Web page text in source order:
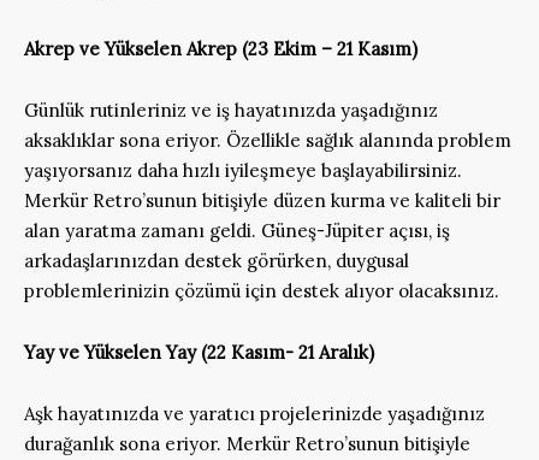
Akrep ve Yükselen Akrep (23 Ekim – 21 Kasım)
Günlük rutinleriniz ve iş hayatınızda yaşadığınız
aksaklıklar sona eriyor. Özellikle sağlık alanında problem
yaşıyorsanız daha hızlı iyileşmeye başlayabilirsiniz.
Merkür Retro’sunun bitişiyle düzen kurma ve kaliteli bir
alan yaratma zamanı geldi. Güneş-Jüpiter açısı, iş
arkadaşlarınızdan destek görürken, duygusal
problemlerinizin çözümü için destek alıyor olacaksınız.
Yay ve Yükselen Yay (22 Kasım- 21 Aralık)
Aşk hayatınızda ve yaratıcı projelerinizde yaşadığınız
durağanlık sona eriyor. Merkür Retro’sunun bitişiyle